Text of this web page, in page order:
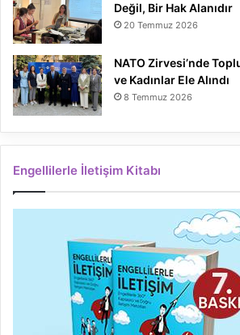
Değil, Bir Hak Alanıdır
20 Temmuz 2026
NATO Zirvesi’nde
ve Kadınlar Ele Alındı
8 Temmuz 2026
Engellilerle İletişim Kitabı